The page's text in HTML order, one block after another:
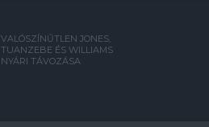
VALÓSZÍNŰTLEN JONES,
TUANZEBE ÉS WILLIAMS
NYÁRI TÁVOZÁSA